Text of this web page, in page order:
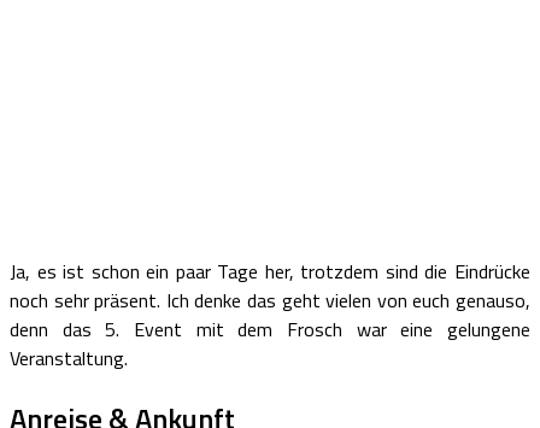
Ja, es ist schon ein paar Tage her, trotzdem sind die Eindrücke
noch sehr präsent. Ich denke das geht vielen von euch genauso,
denn das 5. Event mit dem Frosch war eine gelungene
Veranstaltung.
Anreise & Ankunft